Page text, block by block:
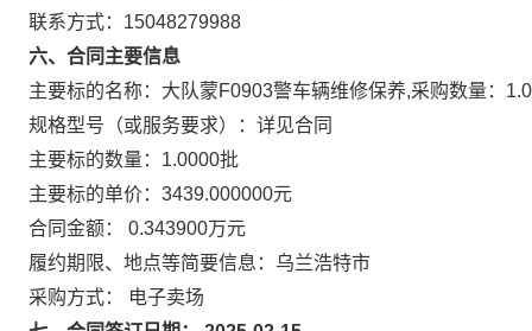
联系方式：15048279988
六、合同主要信息
主要标的名称：大队蒙F0903警车辆维修保养,采购数量：
规格型号（或服务要求）：详见合同
主要标的数量：1.0000批
主要标的单价：3439.000000元
合同金额： 0.343900万元
履约期限、地点等简要信息：乌兰浩特市
采购方式： 电子卖场